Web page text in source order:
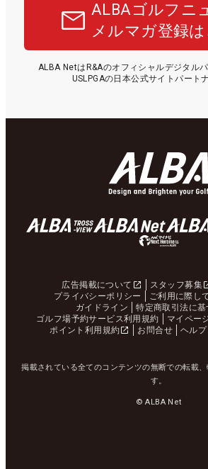
ALBAゴルフニ
メルマガ登録
ALBA NetはR&Aのオフィシャルデジタル
USLPGAの日本公式サイトパート
広告掲載について スタッフ募集
プライバシーポリシー
ご利用に際し
ガイドライン
特定商取引法に
ゴルフ場予約サービス利用規約
マイペー
ポイント利用規約
お問合せ ヘルプ
掲載されている全てのコンテンツの無断での転載
す。
© ALBA Net